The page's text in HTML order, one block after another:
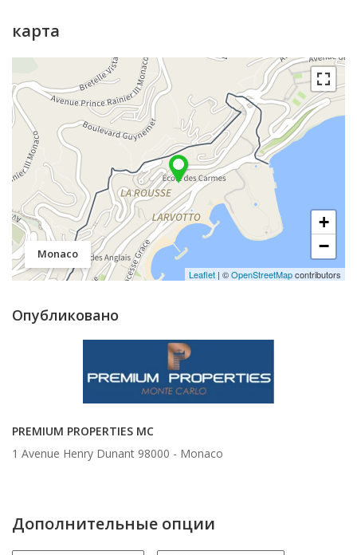
карта
Monaco
+
−
Leaflet | ©OpenStreetMapcontributors
Опубликовано
PREMIUM PROPERTIES MC
1 Avenue Henry Dunant 98000 - Monaco
Дополнительные опции